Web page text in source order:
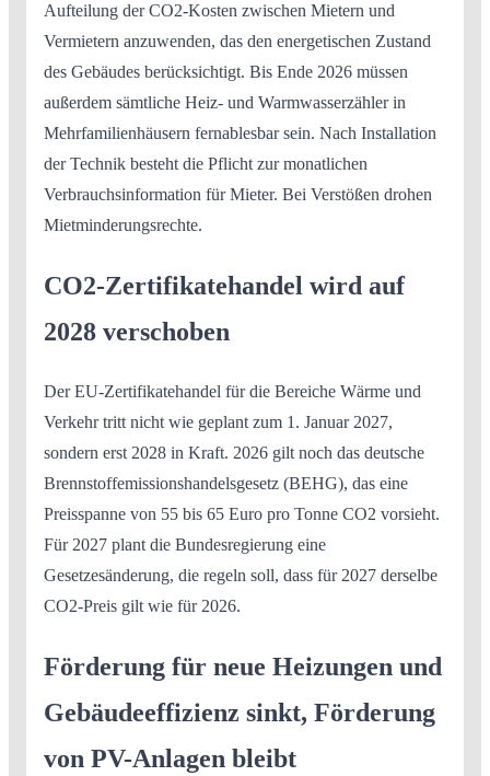
Aufteilung der CO2-Kosten zwischen Mietern und
Vermietern anzuwenden, das den energetischen Zustand
des Gebäudes berücksichtigt. Bis Ende 2026 müssen
außerdem sämtliche Heiz- und Warmwasserzähler in
Mehrfamilienhäusern fernablesbar sein. Nach Installation
der Technik besteht die Pflicht zur monatlichen
Verbrauchsinformation für Mieter. Bei Verstößen drohen
Mietminderungsrechte.
CO2-Zertifikatehandel wird auf
2028 verschoben
Der EU-Zertifikatehandel für die Bereiche Wärme und
Verkehr tritt nicht wie geplant zum 1. Januar 2027,
sondern erst 2028 in Kraft. 2026 gilt noch das deutsche
Brennstoffemissionshandelsgesetz (BEHG), das eine
Preisspanne von 55 bis 65 Euro pro Tonne CO2 vorsieht.
Für 2027 plant die Bundesregierung eine
Gesetzesänderung, die regeln soll, dass für 2027 derselbe
CO2-Preis gilt wie für 2026.
Förderung für neue Heizungen und
Gebäudeeffizienz sinkt, Förderung
von PV-Anlagen bleibt